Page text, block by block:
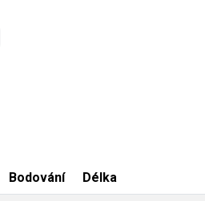
Bodování Délka